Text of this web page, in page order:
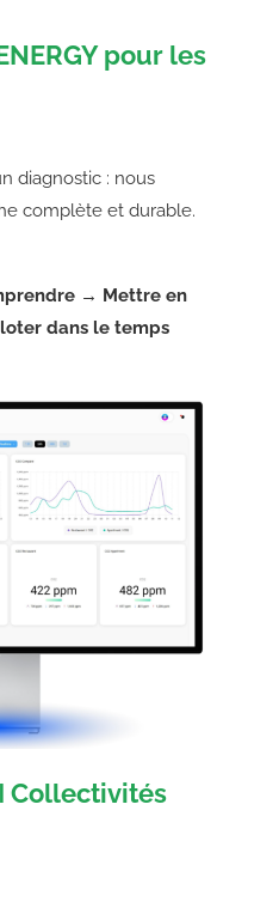
pour les
diagnostic : nous
complète et durable.
→ Mettre en
dans le temps
Collectivités